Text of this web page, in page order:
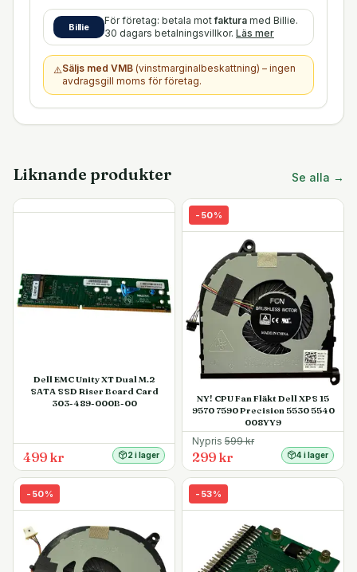
Billie
För företag: betala motfaktura med Billie.
30 dagars betalningsvillkor. Läs mer
⚠️Säljs med VMB (vinstmarginalbeskattning) – ingen
avdragsgill moms för företag.
Liknande produkter Se alla →
Dell EMC Unity XT Dual M.2
SATA SSD Riser Board Card
303-489-000B-00
499 kr 2 i lager
- 50%
NY! CPU Fan Fläkt Dell XPS 15
9570 7590 Precision 5530 5540
008YY9
Nypris 599kr
299 kr 4 i lager
- 50% - 53%